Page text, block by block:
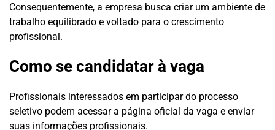
Consequentemente, a empresa busca criar um ambiente de
trabalho equilibrado e voltado para o crescimento
profissional.
Como se candidatar à vaga
Profissionais interessados em participar do processo
seletivo podem acessar a página oficial da vaga e enviar
suas informações profissionais.